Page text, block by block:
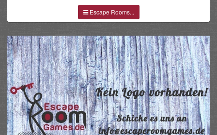
Escape Rooms...